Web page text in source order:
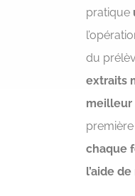
pratique
du
extraits
meilleur
chaque
l’aide